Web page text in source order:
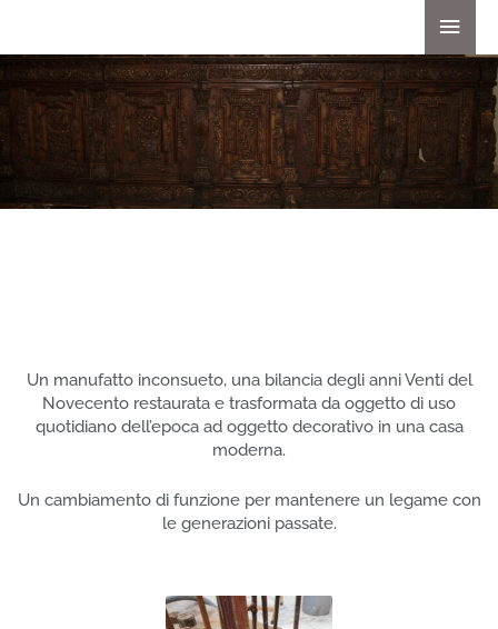
al
contenuto
Un manufatto inconsueto, una bilancia degli anni Venti del
Novecento restaurata e trasformata da oggetto di uso
quotidiano dell’epoca ad oggetto decorativo in una casa
moderna.
Un cambiamento di funzione per mantenere un legame con
le generazioni passate.